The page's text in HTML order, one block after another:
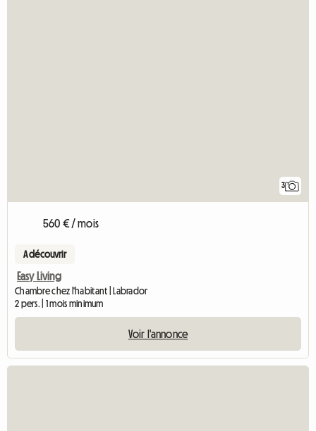
3
560 € / mois
A découvrir
Easy Living
Chambre chez l'habitant | Labrador
2 pers. | 1 mois minimum
Voir l'annonce